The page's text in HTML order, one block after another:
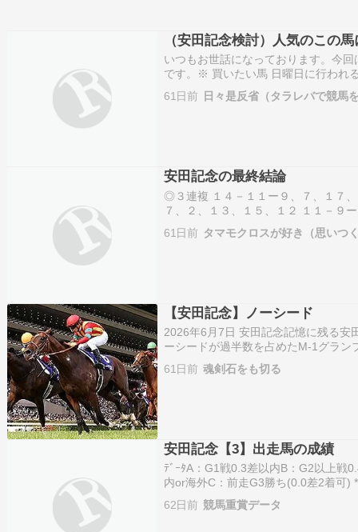
（安田記念検討）人気のこの
いつもお世話になっております。今
です。※ 買いたい馬 日曜日に行われ
歳以上の馬のG１レースです。 この
のガイアフォースです。 この馬は過
61日前 日々是反省（タラレバで競馬
安田記念の最終結論
◎３連複 １４－１１ー９、７、１７
７、２、１３、１５、１２ １１－９
１２ー９、７ー１７、２ １１ー１４
１７、２ ・安田記念のある動画より
61日前 タマモクロスが好き（思いつ
【安田記念】ノーシード
2026年6月7日 安田記念記憶に残る安
ーシードが過半数を占めたM-1グラ
ルが優勝した年2015年6月7日勝ち馬
件戦連勝を皮切りにダービー卿CTで
61日前 魂剣石をも切る
安田記念【3】出走馬の成績
ﾃﾞｰﾀA：G1戦0.3差以内B：G2以上戦
内or海外C：前走G3勝ち(0.0差2着可)
走成績】西5ｳｫｰﾀｰﾘﾋﾄ(58) 高杉吏 (
62日前 競馬重賞データ